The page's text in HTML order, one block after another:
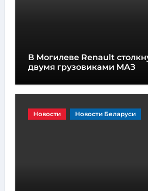
В Могилеве Renault
двумя грузовиками МАЗ
Новости Новости Беларуси